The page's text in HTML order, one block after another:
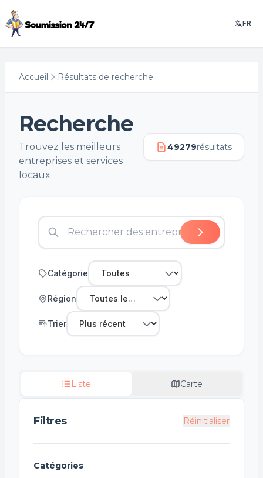
FR
Accueil Résultats de recherche
Recherche
Trouvez les meilleurs
entreprises et services
locaux
49279résultats
Catégorie
Région
Trier
Liste Carte
Filtres Réinitialiser
Catégories